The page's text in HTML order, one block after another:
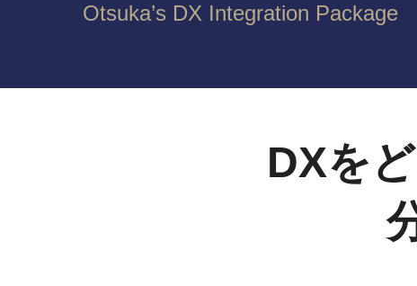
Otsuka’s DX Integration Package
DXを